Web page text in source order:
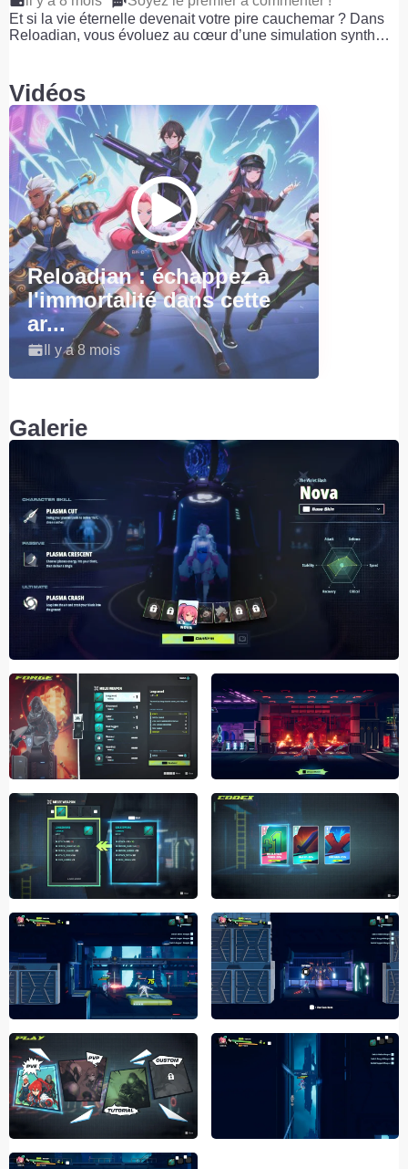
Et si la vie éternelle devenait votre pire cauchemar ? Dans
Reloadian, vous évoluez au cœur d’une simulation synth…
Vidéos
Reloadian : échappez à
l'immortalité dans cette
ar...
Il y a 8 mois
Galerie